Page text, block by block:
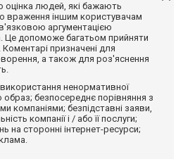
оцінка людей, які бажають
враження іншим користувачам
аргументацією
Це допоможе багатьом прийняти
призначені для
а також для роз'яснення
використання ненормативної
образ; безпосереднє порівняння з
компаніями; безпідставні заяви,
компанії і / або її послуги;
на сторонні інтернет-ресурси;